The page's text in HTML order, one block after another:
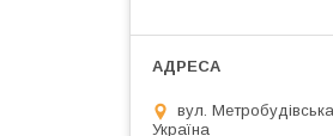
вул.
Україна